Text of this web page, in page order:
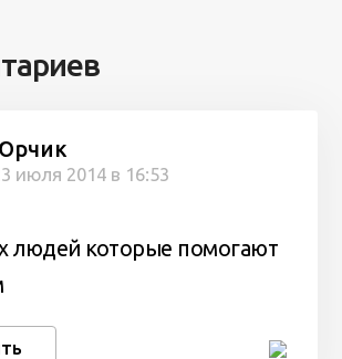
июля 2014 в 16:53
людей которые помогают